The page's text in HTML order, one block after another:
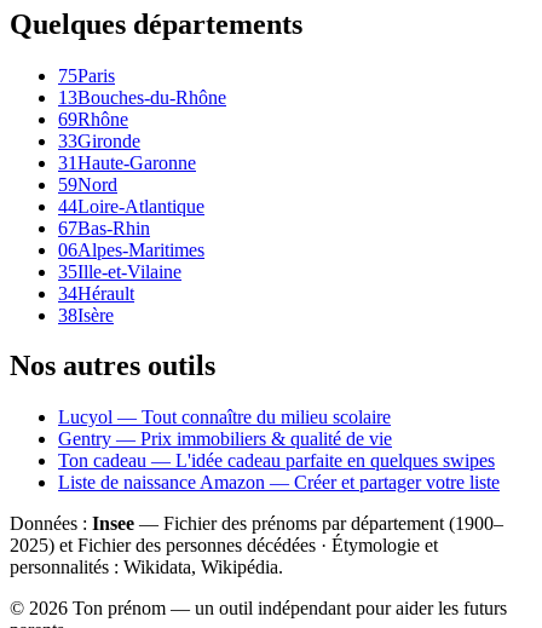
Quelques départements
75Paris
13Bouches-du-Rhône
69Rhône
33Gironde
31Haute-Garonne
59Nord
44Loire-Atlantique
67Bas-Rhin
06Alpes-Maritimes
35Ille-et-Vilaine
34Hérault
38Isère
Nos autres outils
Lucyol — Tout connaître du milieu scolaire
Gentry — Prix immobiliers & qualité de vie
Ton cadeau — L'idée cadeau parfaite en quelques swipes
Liste de naissance Amazon — Créer et partager votre liste
Données : Insee — Fichier des prénoms par département (1900–
2025) et Fichier des personnes décédées · Étymologie et
personnalités : Wikidata, Wikipédia.
© 2026 Ton prénom — un outil indépendant pour aider les futurs